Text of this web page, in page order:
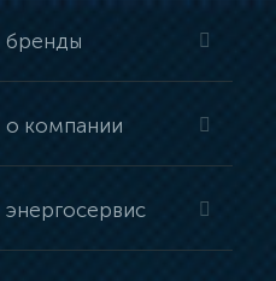
бренды
о компании
энергосервис